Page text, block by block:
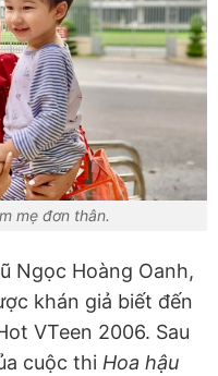
mẹ đơn thân.
Ngọc Hoàng Oanh,
khán giả biết đến
VTeen 2006. Sau
cuộc thi Hoa hậu